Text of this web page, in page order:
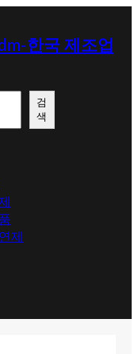
한국 제조업
검
색
제